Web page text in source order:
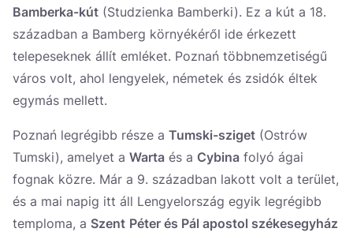
Bamberka-kút (Studzienka Bamberki). Ez a kút a 18.
században a Bamberg környékéről ide érkezett
telepeseknek állít emléket. Poznań többnemzetiségű
város volt, ahol lengyelek, németek és zsidók éltek
egymás mellett.
Poznań legrégibb része a Tumski-sziget (Ostrów
Tumski), amelyet a Warta és a Cybina folyó ágai
fognak közre. Már a 9. században lakott volt a terület,
és a mai napig itt áll Lengyelország egyik legrégibb
temploma, a Szent Péter és Pál apostol székesegyház